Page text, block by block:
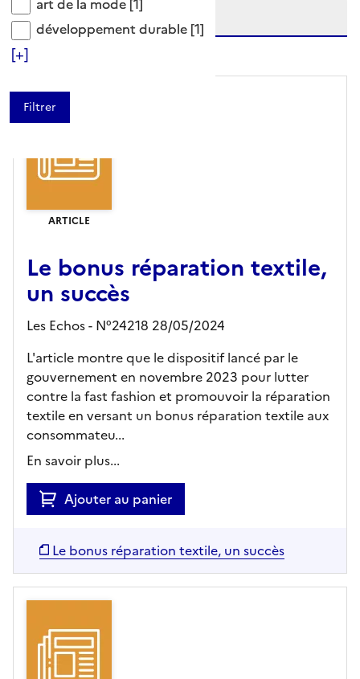
art de la mode [1]
développement durable
développement durable [1]
[+]
niveau(x) vers le bas
ARTICLE
Le bonus réparation textile,
un succès
Les Echos - N°24218 28/05/2024
L'article montre que le dispositif lancé par le
gouvernement en novembre 2023 pour lutter
contre la fast fashion et promouvoir la réparation
textile en versant un bonus réparation textile aux
consommateu...
En savoir plus...
Ajouter au panier
Le bonus réparation textile, un succès